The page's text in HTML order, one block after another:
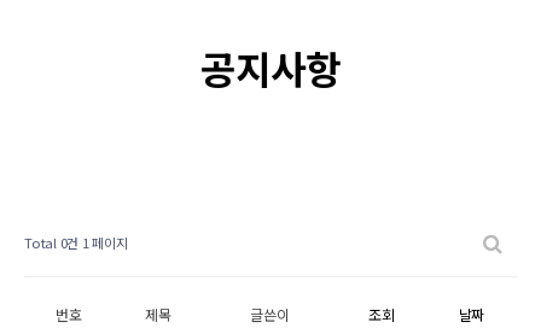
공지사항
Total 0건 1 페이지
번호 제목 글쓴이 조회 날짜